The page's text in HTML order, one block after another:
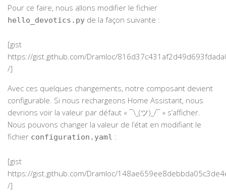
Pour ce faire, nous allons modifier le fichier
hello_devotics.py de la façon suivante :
[gist
https://gist.github.com/Dramloc/
/]
Avec ces quelques changements, notre composant devient
configurable. Si nous rechargeons Home Assistant, nous
devrions voir la valeur par défaut « ¯\_(ツ)_/¯ » s’afficher.
Nous pouvons changer la valeur de l’état en modifiant le
fichier configuration.yaml :
[gist
https://gist.github.com/Dramloc/
/]